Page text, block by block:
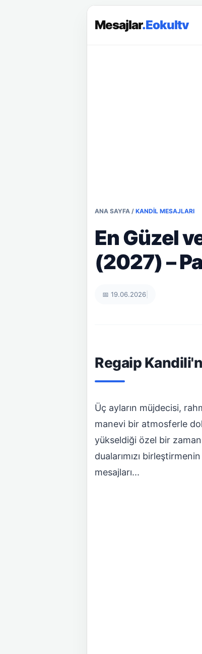
Mesajlar.Eokultv
ANA SAYFA / KANDIL MESAJLARI
En Güzel
(2027) –
📅 19.06.2026
Regaip
Üç ayların müjdecisi,
manevi bir atmosferle
yükseldiği özel bir
dualarımızı
mesajları...